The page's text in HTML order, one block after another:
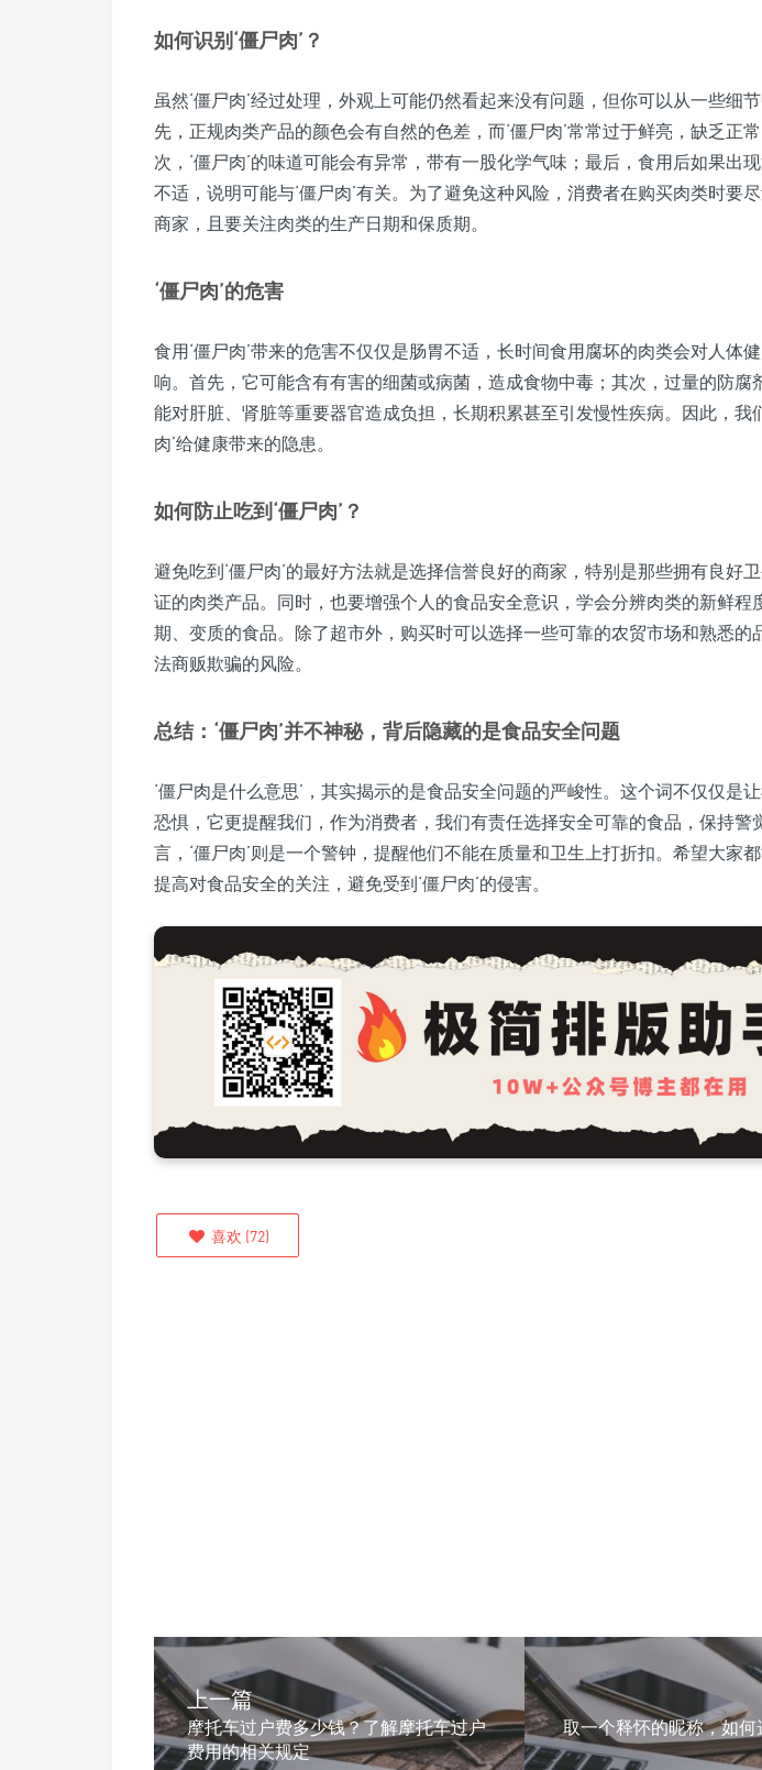
如何识别‘僵尸肉’？
虽然‘僵尸肉’经过处理，外观上可能仍然看起来没有问题，但你可以从一些细
先，正规肉类产品的颜色会有自然的色差，而‘僵尸肉’常常过于鲜亮，缺乏正
次，‘僵尸肉’的味道可能会有异常，带有一股化学气味；最后，食用后如果出
不适，说明可能与‘僵尸肉’有关。为了避免这种风险，消费者在购买肉类时要
商家，且要关注肉类的生产日期和保质期。
‘僵尸肉’的危害
食用‘僵尸肉’带来的危害不仅仅是肠胃不适，长时间食用腐坏的肉类会对人体
响。首先，它可能含有有害的细菌或病菌，造成食物中毒；其次，过量的防腐
能对肝脏、肾脏等重要器官造成负担，长期积累甚至引发慢性疾病。因此，我
肉’给健康带来的隐患。
如何防止吃到‘僵尸肉’？
避免吃到‘僵尸肉’的最好方法就是选择信誉良好的商家，特别是那些拥有良好
证的肉类产品。同时，也要增强个人的食品安全意识，学会分辨肉类的新鲜程
期、变质的食品。除了超市外，购买时可以选择一些可靠的农贸市场和熟悉的
法商贩欺骗的风险。
总结：‘僵尸肉’并不神秘，背后隐藏的是食品安全问题
‘僵尸肉是什么意思’，其实揭示的是食品安全问题的严峻性。这个词不仅仅是让
恐惧，它更提醒我们，作为消费者，我们有责任选择安全可靠的食品，保持警
言，‘僵尸肉’则是一个警钟，提醒他们不能在质量和卫生上打折扣。希望大家
提高对食品安全的关注，避免受到‘僵尸肉’的侵害。
喜欢 (72)
上一篇
摩托车过户费多少钱？了解摩托车过户
费用的相关规定
取一个释怀的昵称，如